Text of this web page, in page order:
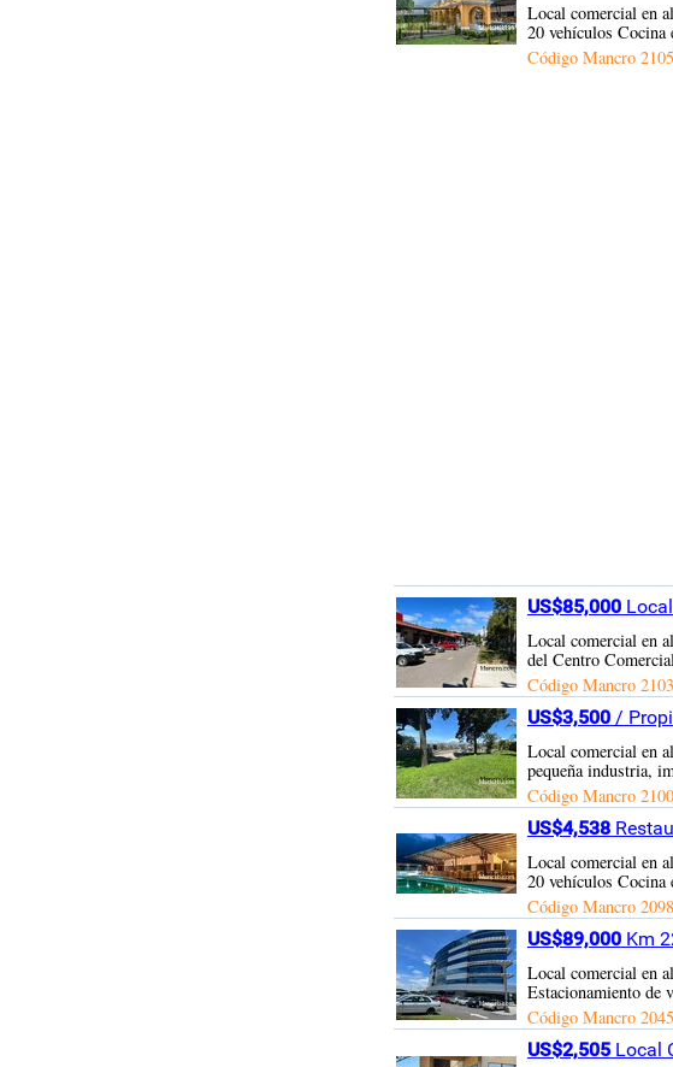
Local comercial en
20 vehículos Cocina
Código Mancro
US$85,000Local
Local comercial en
del Centro
Código Mancro
US$3,500/
Local comercial en
pequeña industria,
Código Mancro
US$4,538
Local comercial en
20 vehículos Cocina
Código Mancro
US$89,000Km
Local comercial en
Estacionamiento de
Código Mancro
US$2,505Local